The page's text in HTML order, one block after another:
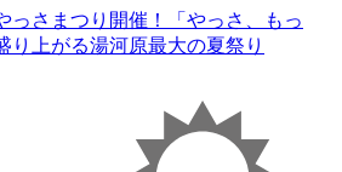
っさまつり開催！「やっさ、もっ
り上がる湯河原最大の夏祭り